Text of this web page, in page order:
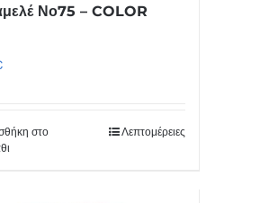
Νο75 – COLOR
στο
Λεπτομέρειες